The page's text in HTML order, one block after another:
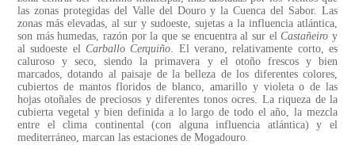
las zonas protegidas del Valle del Douro y la Cuenca del Sabor. Las
zonas más elevadas, al sur y sudoeste, sujetas a la influencia atlántica,
son más humedas, razón por la que se encuentra al sur elCastañeiro y
al sudoeste el Carballo Cerquiño. El verano, relativamente corto, es
caluroso y seco, siendo la primavera y el otoño frescos y bien
marcados, dotando al paisaje de la belleza de los diferentes colores,
cubiertos de mantos floridos de blanco, amarillo y violeta o de las
hojas otoñales de preciosos y diferentes tonos ocres. La riqueza de la
cubierta vegetal y bien definida a lo largo de todo el año, la mezcla
entre el clima continental (con alguna influencia atlántica) y el
mediterráneo, marcan las estaciones de Mogadouro.